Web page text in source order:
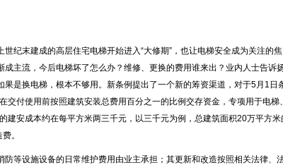
纪末建成的高层住宅电梯开始进入“大修期”，也让电梯安全成为关注的焦
主流，今后电梯坏了怎么办？维修、更换的费用谁来出？业内人士告诉
是换电梯，根本不够用。新条例提出了一个新的筹资渠道，对于5月1日
交付使用前按照建筑安装总费用百分之一的比例交存资金，专项用于电梯、
建安成本约在每平方米两三千元，以三千元为例，总建筑面积20万平方米
。
等设施设备的日常维护费用由业主承担；其更新和改造按照相关法律、